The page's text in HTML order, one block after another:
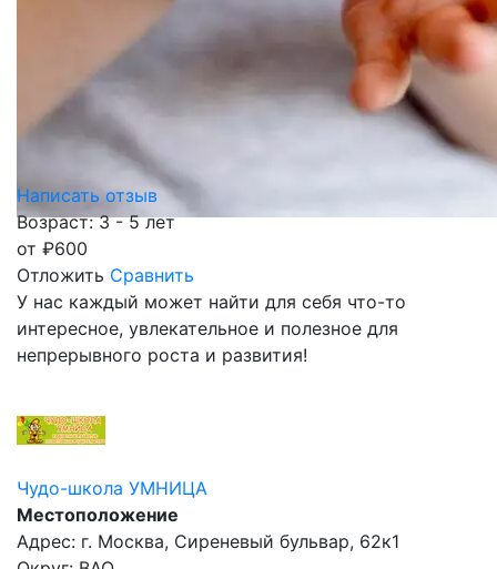
Написать отзыв
Возраст: 3 - 5 лет
от ₽600
Отложить Сравнить
У нас каждый может найти для себя что-то
интересное, увлекательное и полезное для
непрерывного роста и развития!
Чудо-школа УМНИЦА
Местоположение
Адрес: г. Москва, Сиреневый бульвар, 62к1